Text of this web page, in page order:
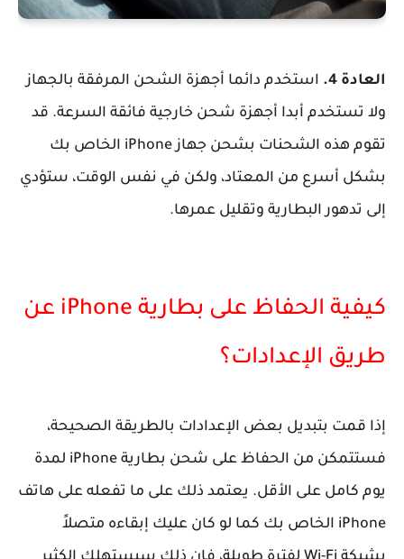
العادة 4.
استخدم دائما أجهزة الشحن المرفقة بالجهاز
ولا تستخدم أبدا أجهزة شحن خارجية فائقة السرعة. قد
تقوم هذه الشحنات بشحن جهاز iPhone الخاص بك
بشكل أسرع من المعتاد، ولكن في نفس الوقت، ستؤدي
إلى تدهور البطارية وتقليل عمرها.
كيفية الحفاظ على بطارية iPhone عن
طريق الإعدادات؟
إذا قمت بتبديل بعض الإعدادات بالطريقة الصحيحة،
فستتمكن من الحفاظ على شحن بطارية iPhone لمدة
يوم كامل على الأقل. يعتمد ذلك على ما تفعله على هاتف
iPhone الخاص بك كما لو كان عليك إبقاءه متصلاً